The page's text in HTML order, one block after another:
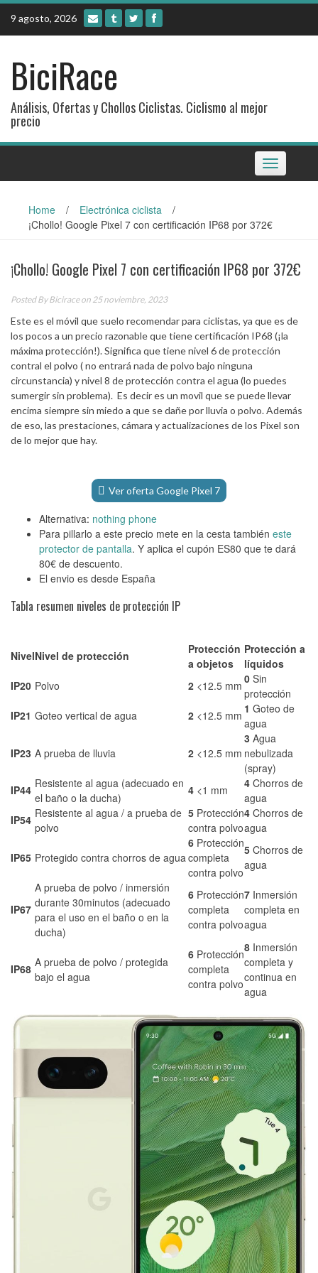
Skip
content
9 agosto, 2026
BiciRace
Análisis, Ofertas y Chollos Ciclistas. Ciclismo al mejor
precio
Toggle
navigation
Home / Electrónica ciclista
/
¡Chollo! Google Pixel 7 con certificación IP68 por 372€
¡Chollo! Google Pixel 7 con certificación IP68 por 372€
Posted ByBiciraceon 25 noviembre, 2023
Este es el móvil que suelo recomendar para ciclistas, ya que es de
los pocos a un precio razonable que tiene certificación IP68 (¡la
máxima protección!). Significa que tiene nivel 6 de protección
contral el polvo ( no entrará nada de polvo bajo ninguna
circunstancia) y nivel 8 de protección contra el agua (lo puedes
sumergir sin problema). Es decir es un movil que se puede llevar
encima siempre sin miedo a que se dañe por lluvia o polvo. Además
de eso, las prestaciones, cámara y actualizaciones de los Pixel son
de lo mejor que hay.
Ver oferta Google Pixel 7
Alternativa: nothing phone
Para pillarlo a este precio mete en la cesta también este
protector de pantalla. Y aplica el cupón ES80 que te dará
80€ de descuento.
El envio es desde España
Tabla resumen niveles de protección IP
NivelNivel de protección
Protección
a objetos
Protección a
líquidos
IP20 Polvo 2 <12.5 mm 0 Sin
protección
IP21 Goteo vertical de agua 2 <12.5 mm 1 Goteo de
agua
IP23 A prueba de lluvia 2 <12.5 mm
3 Agua
nebulizada
(spray)
IP44 Resistente al agua (adecuado en
el baño o la ducha)
4 <1 mm 4 Chorros de
agua
IP54 Resistente al agua / a prueba de
polvo
5 Protección
contra polvo
4 Chorros de
agua
IP65 Protegido contra chorros de agua
6 Protección
completa
contra polvo
5 Chorros de
agua
IP67
A prueba de polvo / inmersión
durante 30minutos (adecuado
para el uso en el baño o en la
ducha)
6 Protección
completa
contra polvo
7 Inmersión
completa en
agua
IP68 A prueba de polvo / protegida
bajo el agua
6 Protección
completa
contra polvo
8 Inmersión
completa y
continua en
agua